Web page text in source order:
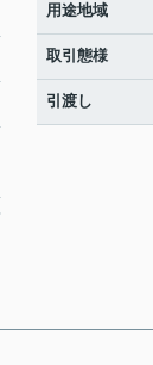
用途地域
取引態様
引渡し